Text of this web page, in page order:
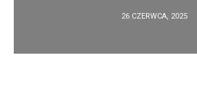
Więcej
26 CZERWCA, 2025